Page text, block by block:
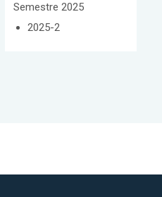
Semestre 2025
2025-2